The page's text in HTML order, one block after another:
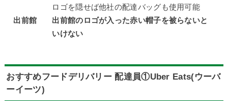
出前館
ロゴを隠せば他社の配達バッグも使用可能
出前館のロゴが入った赤い帽子を被らないと
いけない
おすすめフードデリバリー 配達員①Uber Eats(ウーバ
ーイーツ)